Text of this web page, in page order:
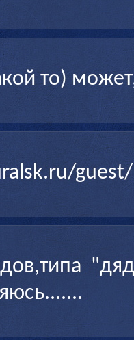
то)